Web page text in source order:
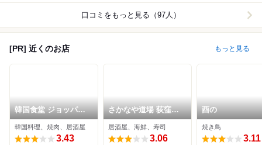
口コミをもっと見る（97人）
[PR] 近くのお店 もっと見る
韓国食堂 ジョッパル
ゲ
韓国料理、焼肉、居酒屋
3.43
さかなや道場 荻窪南
口店
居酒屋、海鮮、寿司
3.06
酉の
焼き鳥
3.11